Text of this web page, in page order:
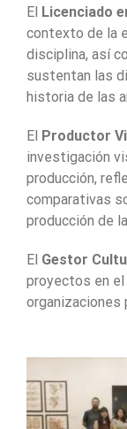
El Licenciado
contexto de la
disciplina, así
sustentan las
historia de las
El Productor
investigación
producción,
comparativas
producción de
El Gestor
proyectos en
organizaciones